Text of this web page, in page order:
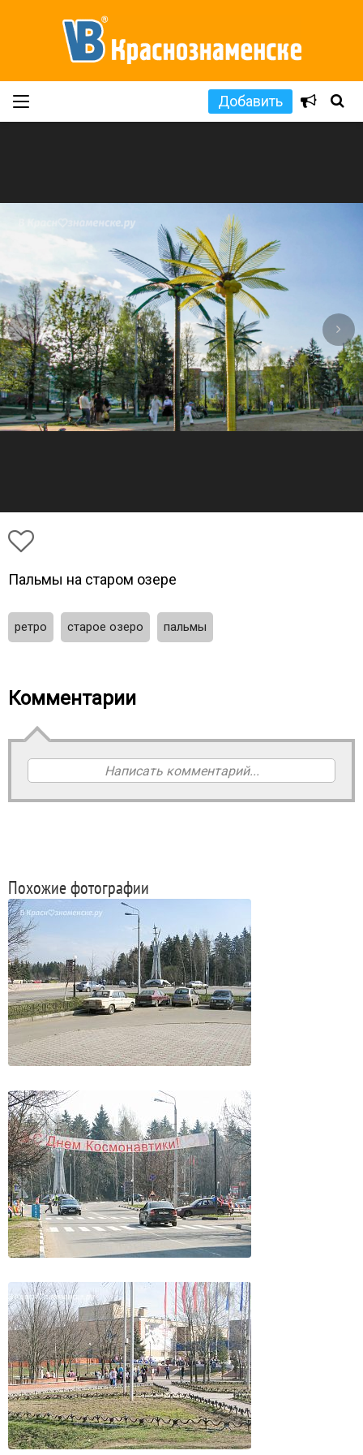
Добавить
Пальмы на старом озере
ретро старое озеро пальмы
Комментарии
Написать комментарий...
Похожие фотографии